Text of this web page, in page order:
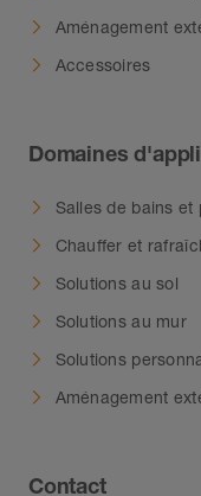
Aménagement
Accessoires
Domaines
Salles de bains et
Chauffer et
Solutions au sol
Solutions au mur
Solutions
Aménagement
Contact